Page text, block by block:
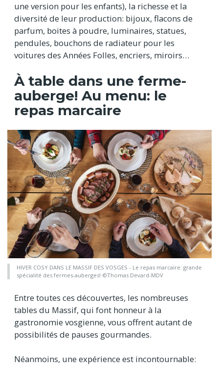
une version pour les enfants), la richesse et la
diversité de leur production: bijoux, flacons de
parfum, boites à poudre, luminaires, statues,
pendules, bouchons de radiateur pour les
voitures des Années Folles, encriers, miroirs…
À table dans une ferme-
auberge! Au menu: le
repas marcaire
HIVER COSY DANS LE MASSIF DES VOSGES - Le repas marcaire: grande
spécialité des fermes-auberges! ©Thomas Devard-MDV
Entre toutes ces découvertes, les nombreuses
tables du Massif, qui font honneur à la
gastronomie vosgienne, vous offrent autant de
possibilités de pauses gourmandes.
Néanmoins, une expérience est incontournable: